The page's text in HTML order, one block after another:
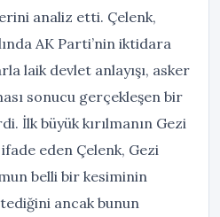
analiz etti. Çelenk,
AK Parti’nin iktidara
laik devlet anlayışı, asker
sonucu gerçekleşen bir
İlk büyük kırılmanın Gezi
ifade eden Çelenk, Gezi
belli bir kesiminin
ancak bunun